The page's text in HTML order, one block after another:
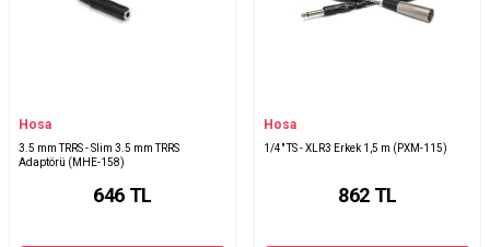
Hosa
3.5 mm TRRS - Slim 3.5 mm TRRS
Adaptörü (MHE-158)
646 TL
Hosa
1/4" TS - XLR3 Erkek 1,5 m (PXM-115)
862 TL